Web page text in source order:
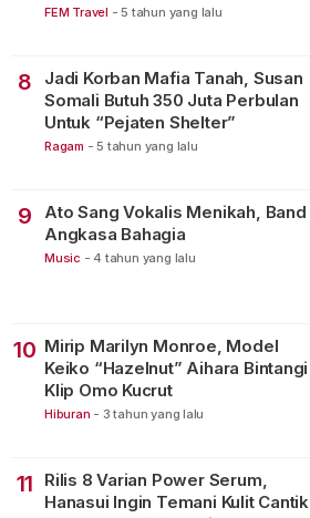
FEM Travel - 5 tahun yang lalu
8
Jadi Korban Mafia Tanah, Susan
Somali Butuh 350 Juta Perbulan
Untuk “Pejaten Shelter”
Ragam - 5 tahun yang lalu
9
Ato Sang Vokalis Menikah, Band
Angkasa Bahagia
Music - 4 tahun yang lalu
10 Mirip Marilyn Monroe, Model
Keiko “Hazelnut” Aihara Bintangi
Klip Omo Kucrut
Hiburan - 3 tahun yang lalu
11
Rilis 8 Varian Power Serum,
Hanasui Ingin Temani Kulit Cantik